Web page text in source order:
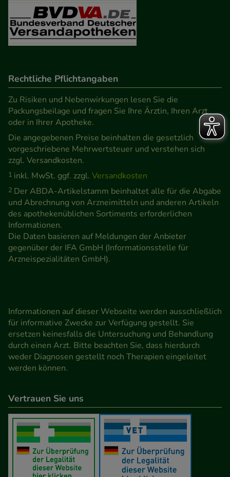
Rechtliche Pflichtangaben
Zu Risiken und Nebenwirkungen lesen Sie die
Packungsbeilage und fragen Sie Ihre Ärztin, Ihren Arzt
oder in Ihrer Apotheke.
Die angegebenen Preise beinhalten die gesetzlich
vorgeschriebene Mehrwertsteuer und verstehen sich
zzgl. Versandkosten.
1 inkl. MwSt. ggf. zzgl. Versandkosten
2 Der ABDA-Artikelstamm beinhaltet alle für die Abgabe
und Abrechnung von Arzneimitteln und anderen Artikeln
des apothekenüblichen Sortiments erforderlichen
Informationen.
Die Daten basieren auf Meldungen der Anbieter
gegenüber der IFA GmbH (Informationsstelle für
Arzneispezialitäten GmbH).
Informationen auf dieser Webseite werden ausschließlich
für informative Zwecke zur Verfügung gestellt. Sie
ersetzen keinesfalls die Untersuchung und Behandlung
durch einen Arzt. Bitte beachten Sie, dass hierdurch
weder Diagnosen gestellt noch Therapien eingeleitet
werden können.
Vertrauen Sie uns